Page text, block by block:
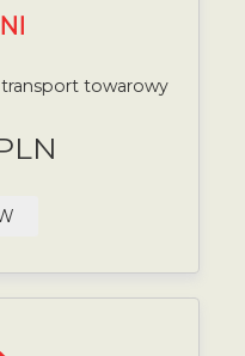
transport towarowy